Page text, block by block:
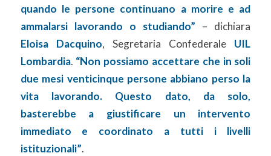
quando le persone continuano a morire e ad
ammalarsi lavorando o studiando” – dichiara
Eloisa Dacquino, Segretaria Confederale UIL
Lombardia. “Non possiamo accettare che in soli
due mesi venticinque persone abbiano perso la
vita lavorando. Questo dato, da solo,
basterebbe a giustificare un intervento
immediato e coordinato a tutti i livelli
istituzionali”.